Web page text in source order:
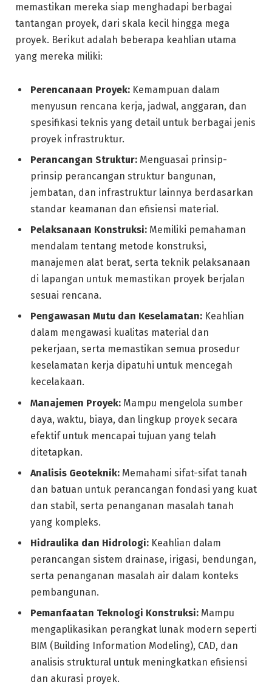
memastikan mereka siap menghadapi berbagai
tantangan proyek, dari skala kecil hingga mega
proyek. Berikut adalah beberapa keahlian utama
yang mereka miliki:
Perencanaan Proyek: Kemampuan dalam
menyusun rencana kerja, jadwal, anggaran, dan
spesifikasi teknis yang detail untuk berbagai jenis
proyek infrastruktur.
Perancangan Struktur: Menguasai prinsip-
prinsip perancangan struktur bangunan,
jembatan, dan infrastruktur lainnya berdasarkan
standar keamanan dan efisiensi material.
Pelaksanaan Konstruksi: Memiliki pemahaman
mendalam tentang metode konstruksi,
manajemen alat berat, serta teknik pelaksanaan
di lapangan untuk memastikan proyek berjalan
sesuai rencana.
Pengawasan Mutu dan Keselamatan: Keahlian
dalam mengawasi kualitas material dan
pekerjaan, serta memastikan semua prosedur
keselamatan kerja dipatuhi untuk mencegah
kecelakaan.
Manajemen Proyek: Mampu mengelola sumber
daya, waktu, biaya, dan lingkup proyek secara
efektif untuk mencapai tujuan yang telah
ditetapkan.
Analisis Geoteknik: Memahami sifat-sifat tanah
dan batuan untuk perancangan fondasi yang kuat
dan stabil, serta penanganan masalah tanah
yang kompleks.
Hidraulika dan Hidrologi: Keahlian dalam
perancangan sistem drainase, irigasi, bendungan,
serta penanganan masalah air dalam konteks
pembangunan.
Pemanfaatan Teknologi Konstruksi: Mampu
mengaplikasikan perangkat lunak modern seperti
BIM (Building Information Modeling), CAD, dan
analisis struktural untuk meningkatkan efisiensi
dan akurasi proyek.